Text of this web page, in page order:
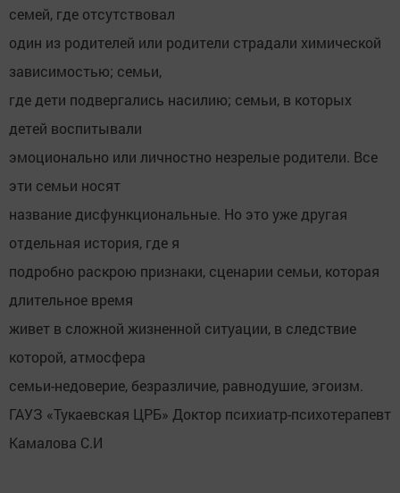
семей, где отсутствовал
один из родителей или родители страдали химической
зависимостью; семьи,
где дети подвергались насилию; семьи, в которых
детей воспитывали
эмоционально или личностно незрелые родители. Все
эти семьи носят
название дисфункциональные. Но это уже другая
отдельная история, где я
подробно раскрою признаки, сценарии семьи, которая
длительное время
живет в сложной жизненной ситуации, в следствие
которой, атмосфера
семьи-недоверие, безразличие, равнодушие, эгоизм.
ГАУЗ «Тукаевская ЦРБ» Доктор психиатр-психотерапевт
Камалова С.И